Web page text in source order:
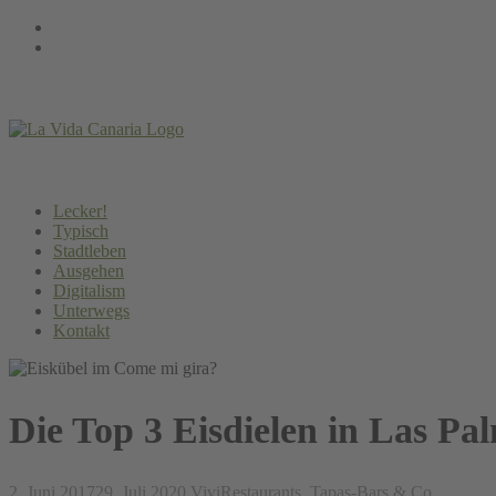
Springe
zum
Lecker!
Typisch
Stadtleben
Ausgehen
Digitalism
Unterwegs
Kontakt
Die Top 3 Eisdielen in Las